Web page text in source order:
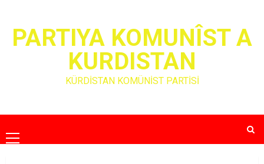
contentPARTIYA KOMUNÎST A
KURDISTAN
KÜRDİSTAN KOMÜNİST PARTİSİ
Primary
Menu